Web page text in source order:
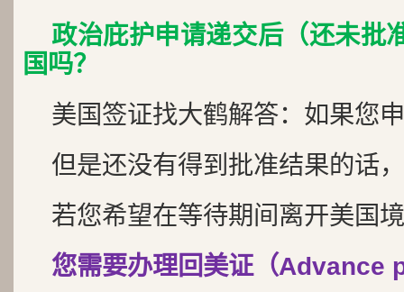
政治庇护申请递交后（还未批
国吗？
美国签证找大鹤解答：如果您
但是还没有得到批准结果的话，
若您希望在等待期间离开美国
您需要办理回美证（Advance